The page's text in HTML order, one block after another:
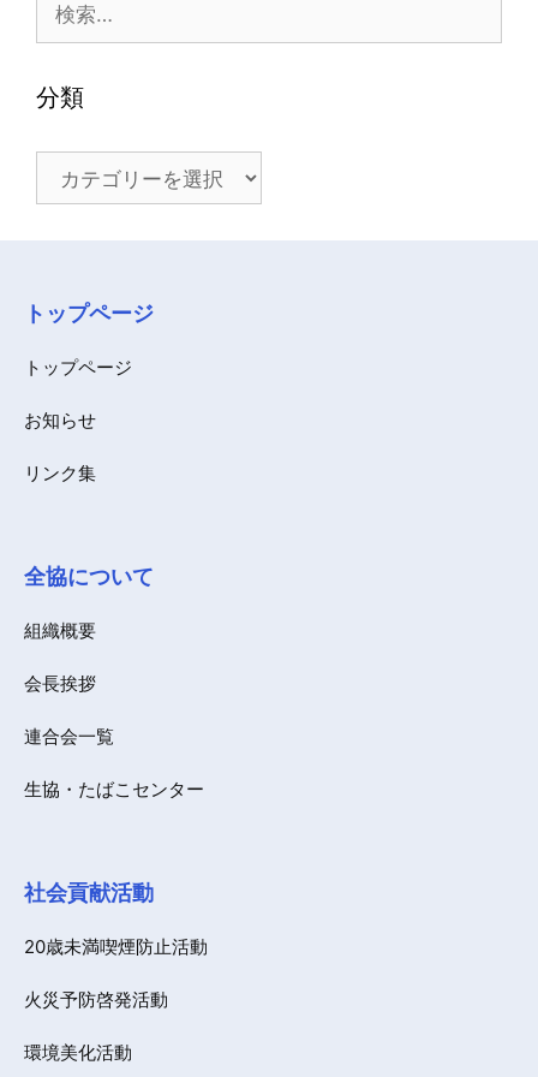
索:
分類
トップページ
トップページ
お知らせ
リンク集
全協について
組織概要
会長挨拶
連合会一覧
生協・たばこセンター
社会貢献活動
20歳未満喫煙防止活動
火災予防啓発活動
環境美化活動